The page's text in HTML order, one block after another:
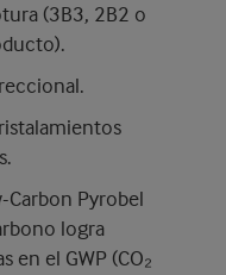
(3B3, 2B2 o
Pyrobel
logra
en el GWP (CO₂